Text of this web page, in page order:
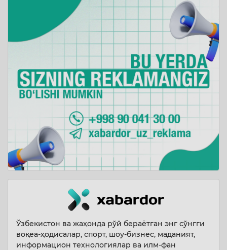
Ўзбекистон ва жаҳонда рўй бераётган энг сўнгги
воқеа-ҳодисалар, спорт, шоу-бизнес, маданият,
информацион технологиялар ва илм-фан